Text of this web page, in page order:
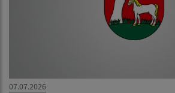
07.07.2026